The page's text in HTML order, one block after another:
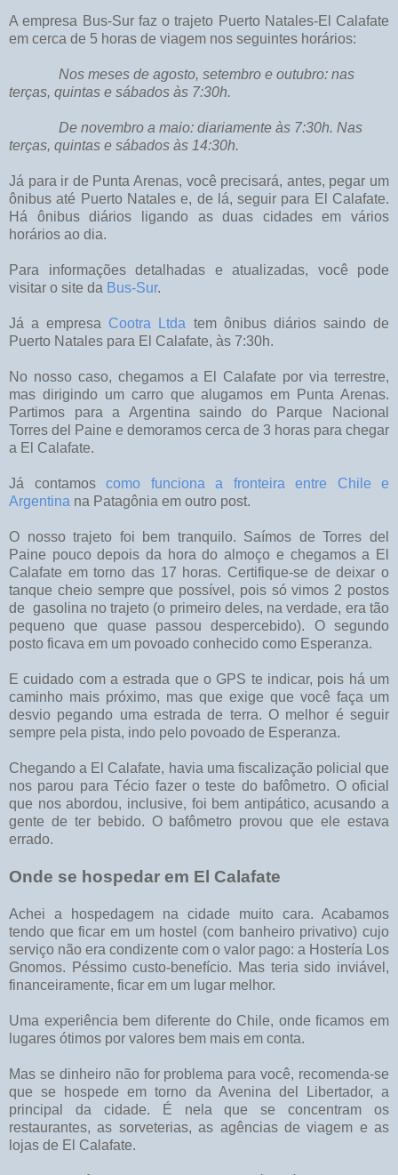
A empresa Bus-Sur faz o trajeto Puerto Natales-El Calafate
em cerca de 5 horas de viagem nos seguintes horários:
Nos meses de agosto, setembro e outubro: nas
terças, quintas e sábados às 7:30h.
De novembro a maio: diariamente às 7:30h. Nas
terças, quintas e sábados às 14:30h.
Já para ir de Punta Arenas, você precisará, antes, pegar um
ônibus até Puerto Natales e, de lá, seguir para El Calafate.
Há ônibus diários ligando as duas cidades em vários
horários ao dia.
Para informações detalhadas e atualizadas, você pode
visitar o site da Bus-Sur.
Já a empresa Cootra Ltda tem ônibus diários saindo de
Puerto Natales para El Calafate, às 7:30h.
No nosso caso, chegamos a El Calafate por via terrestre,
mas dirigindo um carro que alugamos em Punta Arenas.
Partimos para a Argentina saindo do Parque Nacional
Torres del Paine e demoramos cerca de 3 horas para chegar
a El Calafate.
Já contamos como funciona a fronteira entre Chile e
Argentina na Patagônia em outro post.
O nosso trajeto foi bem tranquilo. Saímos de Torres del
Paine pouco depois da hora do almoço e chegamos a El
Calafate em torno das 17 horas. Certifique-se de deixar o
tanque cheio sempre que possível, pois só vimos 2 postos
de gasolina no trajeto (o primeiro deles, na verdade, era tão
pequeno que quase passou despercebido). O segundo
posto ficava em um povoado conhecido como Esperanza.
E cuidado com a estrada que o GPS te indicar, pois há um
caminho mais próximo, mas que exige que você faça um
desvio pegando uma estrada de terra. O melhor é seguir
sempre pela pista, indo pelo povoado de Esperanza.
Chegando a El Calafate, havia uma fiscalização policial que
nos parou para Técio fazer o teste do bafômetro. O oficial
que nos abordou, inclusive, foi bem antipático, acusando a
gente de ter bebido. O bafômetro provou que ele estava
errado.
Onde se hospedar em El Calafate
Achei a hospedagem na cidade muito cara. Acabamos
tendo que ficar em um hostel (com banheiro privativo) cujo
serviço não era condizente com o valor pago: a Hostería Los
Gnomos. Péssimo custo-benefício. Mas teria sido inviável,
financeiramente, ficar em um lugar melhor.
Uma experiência bem diferente do Chile, onde ficamos em
lugares ótimos por valores bem mais em conta.
Mas se dinheiro não for problema para você, recomenda-se
que se hospede em torno da Avenina del Libertador, a
principal da cidade. É nela que se concentram os
restaurantes, as sorveterias, as agências de viagem e as
lojas de El Calafate.